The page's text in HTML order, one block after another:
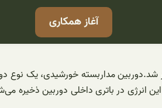
آغاز همکاری
مداربسته خورشیدی، یک نوع
انرژی در باتری داخلی دوربین ذخیره